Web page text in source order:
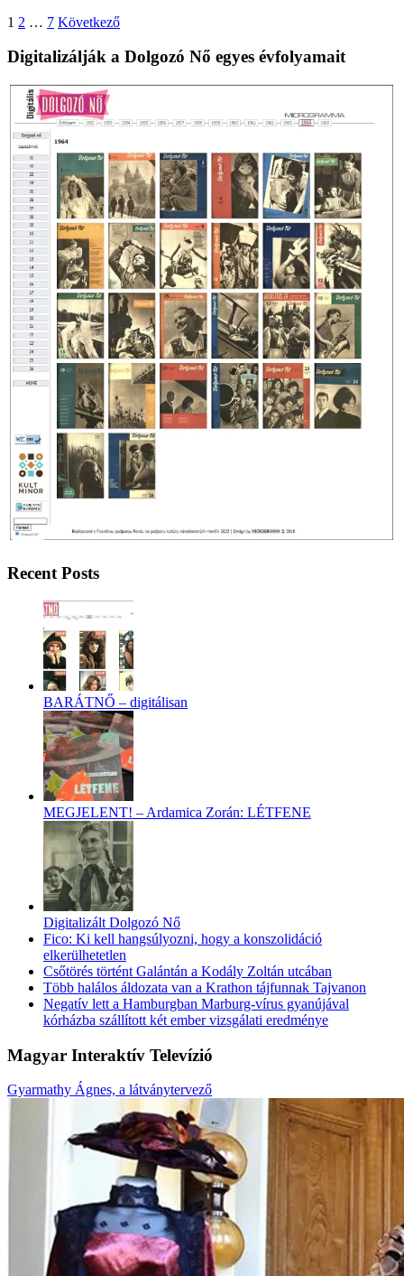
Bejegyzések
lapozása
1 2 … 7 Következő
Digitalizálják a Dolgozó Nő egyes évfolyamait
Recent Posts
BARÁTNŐ – digitálisan
MEGJELENT! – Ardamica Zorán: LÉTFENE
Digitalizált Dolgozó Nő
Fico: Ki kell hangsúlyozni, hogy a konszolidáció
elkerülhetetlen
Csőtörés történt Galántán a Kodály Zoltán utcában
Több halálos áldozata van a Krathon tájfunnak Tajvanon
Negatív lett a Hamburgban Marburg-vírus gyanújával
kórházba szállított két ember vizsgálati eredménye
Magyar Interaktív Televízió
Gyarmathy Ágnes, a látványtervező